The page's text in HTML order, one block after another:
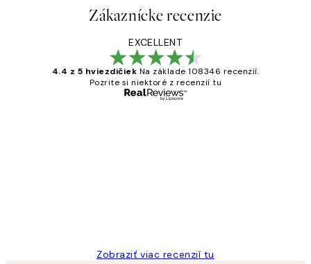
Zákaznícke recenzie
EXCELLENT
4.4 z 5 hviezdičiek Na základe 108346 recenzií.
Pozrite si niektoré z recenzií tu
Zobraziť viac recenzií tu